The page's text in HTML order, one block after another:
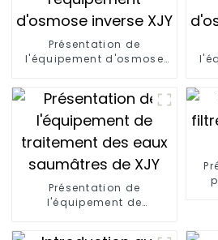
Présentation de
l'équipement d'osmose
Présentation de
l'équipement de